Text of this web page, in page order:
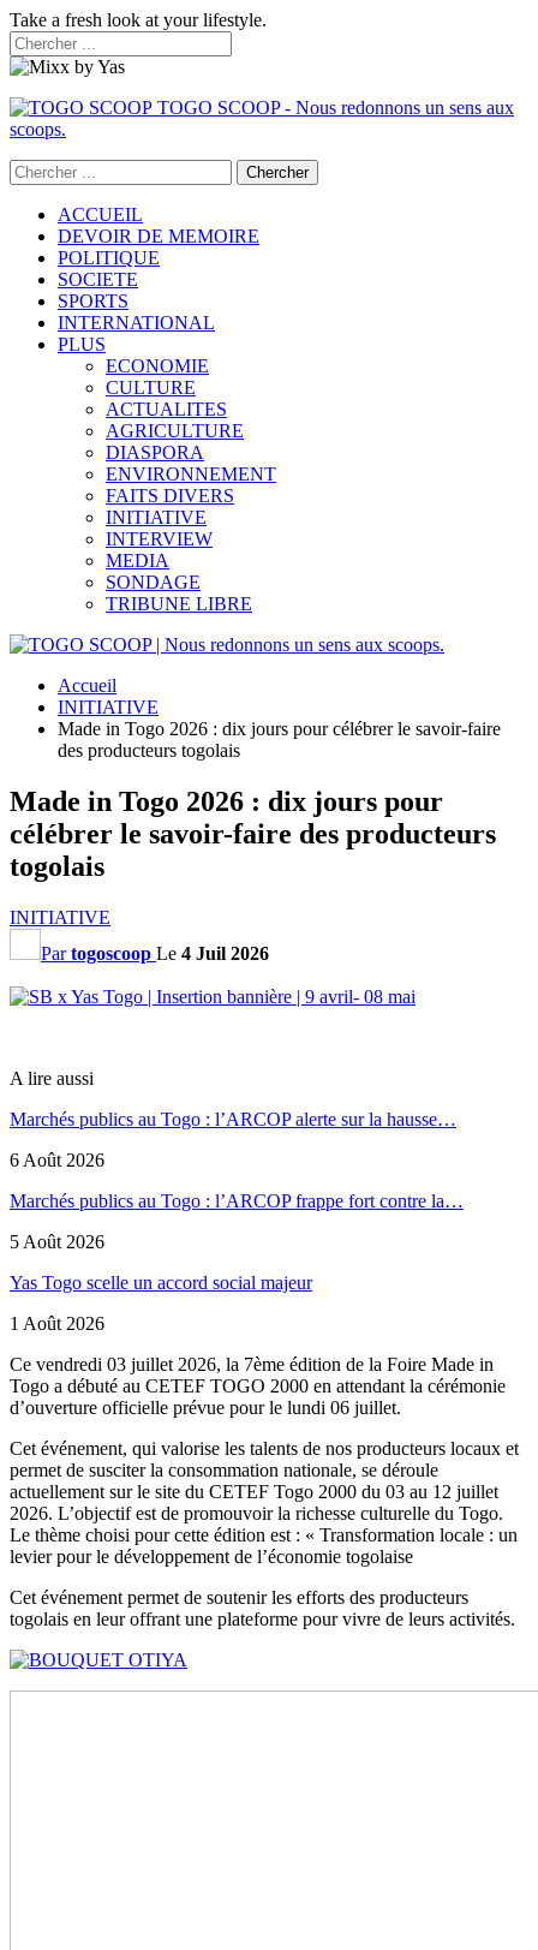
Take a fresh look at your lifestyle.
TOGO SCOOP - Nous redonnons un sens aux
scoops.
ACCUEIL
DEVOIR DE MEMOIRE
POLITIQUE
SOCIETE
SPORTS
INTERNATIONAL
PLUS
ECONOMIE
CULTURE
ACTUALITES
AGRICULTURE
DIASPORA
ENVIRONNEMENT
FAITS DIVERS
INITIATIVE
INTERVIEW
MEDIA
SONDAGE
TRIBUNE LIBRE
Accueil
INITIATIVE
Made in Togo 2026 : dix jours pour célébrer le savoir-faire
des producteurs togolais
Made in Togo 2026 : dix jours pour
célébrer le savoir-faire des producteurs
togolais
INITIATIVE
Partogoscoop Le 4 Juil 2026
A lire aussi
Marchés publics au Togo : l’ARCOP alerte sur la hausse…
6 Août 2026
Marchés publics au Togo : l’ARCOP frappe fort contre la…
5 Août 2026
Yas Togo scelle un accord social majeur
1 Août 2026
Ce vendredi 03 juillet 2026, la 7ème édition de la Foire Made in
Togo a débuté au CETEF TOGO 2000 en attendant la cérémonie
d’ouverture officielle prévue pour le lundi 06 juillet.
Cet événement, qui valorise les talents de nos producteurs locaux et
permet de susciter la consommation nationale, se déroule
actuellement sur le site du CETEF Togo 2000 du 03 au 12 juillet
2026. L’objectif est de promouvoir la richesse culturelle du Togo.
Le thème choisi pour cette édition est : « Transformation locale : un
levier pour le développement de l’économie togolaise
Cet événement permet de soutenir les efforts des producteurs
togolais en leur offrant une plateforme pour vivre de leurs activités.